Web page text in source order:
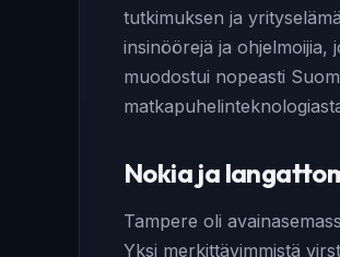
tutkimuksen ja
insinöörejä ja ohjelmoijia,
muodostui nopeasti
Nokia ja
Tampere oli
Yksi merkittävimmistä